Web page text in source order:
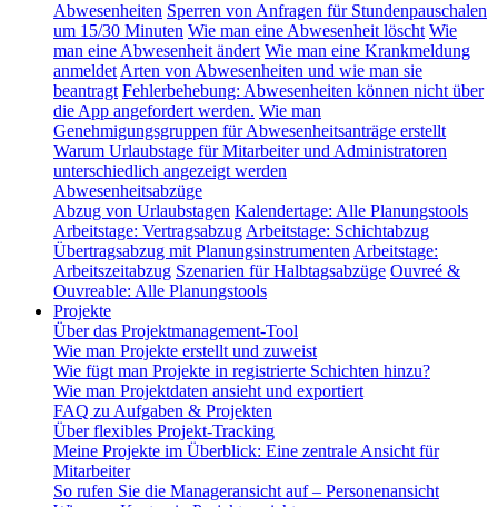
Abwesenheiten Sperren von Anfragen für Stundenpauschalen
um 15/30 Minuten Wie man eine Abwesenheit löscht Wie
man eine Abwesenheit ändert Wie man eine Krankmeldung
anmeldet Arten von Abwesenheiten und wie man sie
beantragt Fehlerbehebung: Abwesenheiten können nicht über
die App angefordert werden. Wie man
Genehmigungsgruppen für Abwesenheitsanträge erstellt
Warum Urlaubstage für Mitarbeiter und Administratoren
unterschiedlich angezeigt werden
Abwesenheitsabzüge
Abzug von Urlaubstagen Kalendertage: Alle Planungstools
Arbeitstage: Vertragsabzug Arbeitstage: Schichtabzug
Übertragsabzug mit Planungsinstrumenten Arbeitstage:
Arbeitszeitabzug Szenarien für Halbtagsabzüge Ouvreé &
Ouvreable: Alle Planungstools
Projekte
Über das Projektmanagement-Tool
Wie man Projekte erstellt und zuweist
Wie fügt man Projekte in registrierte Schichten hinzu?
Wie man Projektdaten ansieht und exportiert
FAQ zu Aufgaben & Projekten
Über flexibles Projekt-Tracking
Meine Projekte im Überblick: Eine zentrale Ansicht für
Mitarbeiter
So rufen Sie die Manageransicht auf – Personenansicht